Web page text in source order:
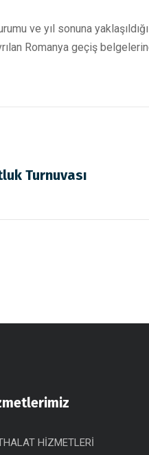
ve yıl sonuna
Romanya geçiş
Turnuvası
HİZMETLERİ